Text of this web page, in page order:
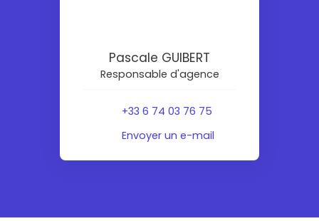
Pascale GUIBERT
Responsable d'agence
+33 6 74 03 76 75
Envoyer un e-mail